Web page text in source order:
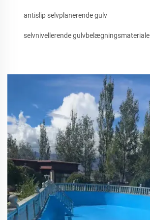
antislip selvplanerende gulv
selvnivellerende gulvbelægningsmateriale